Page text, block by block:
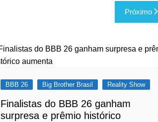
Próximo
BBB 26 Big Brother Brasil Reality Show
Finalistas do BBB 26 ganham
surpresa e prêmio histórico